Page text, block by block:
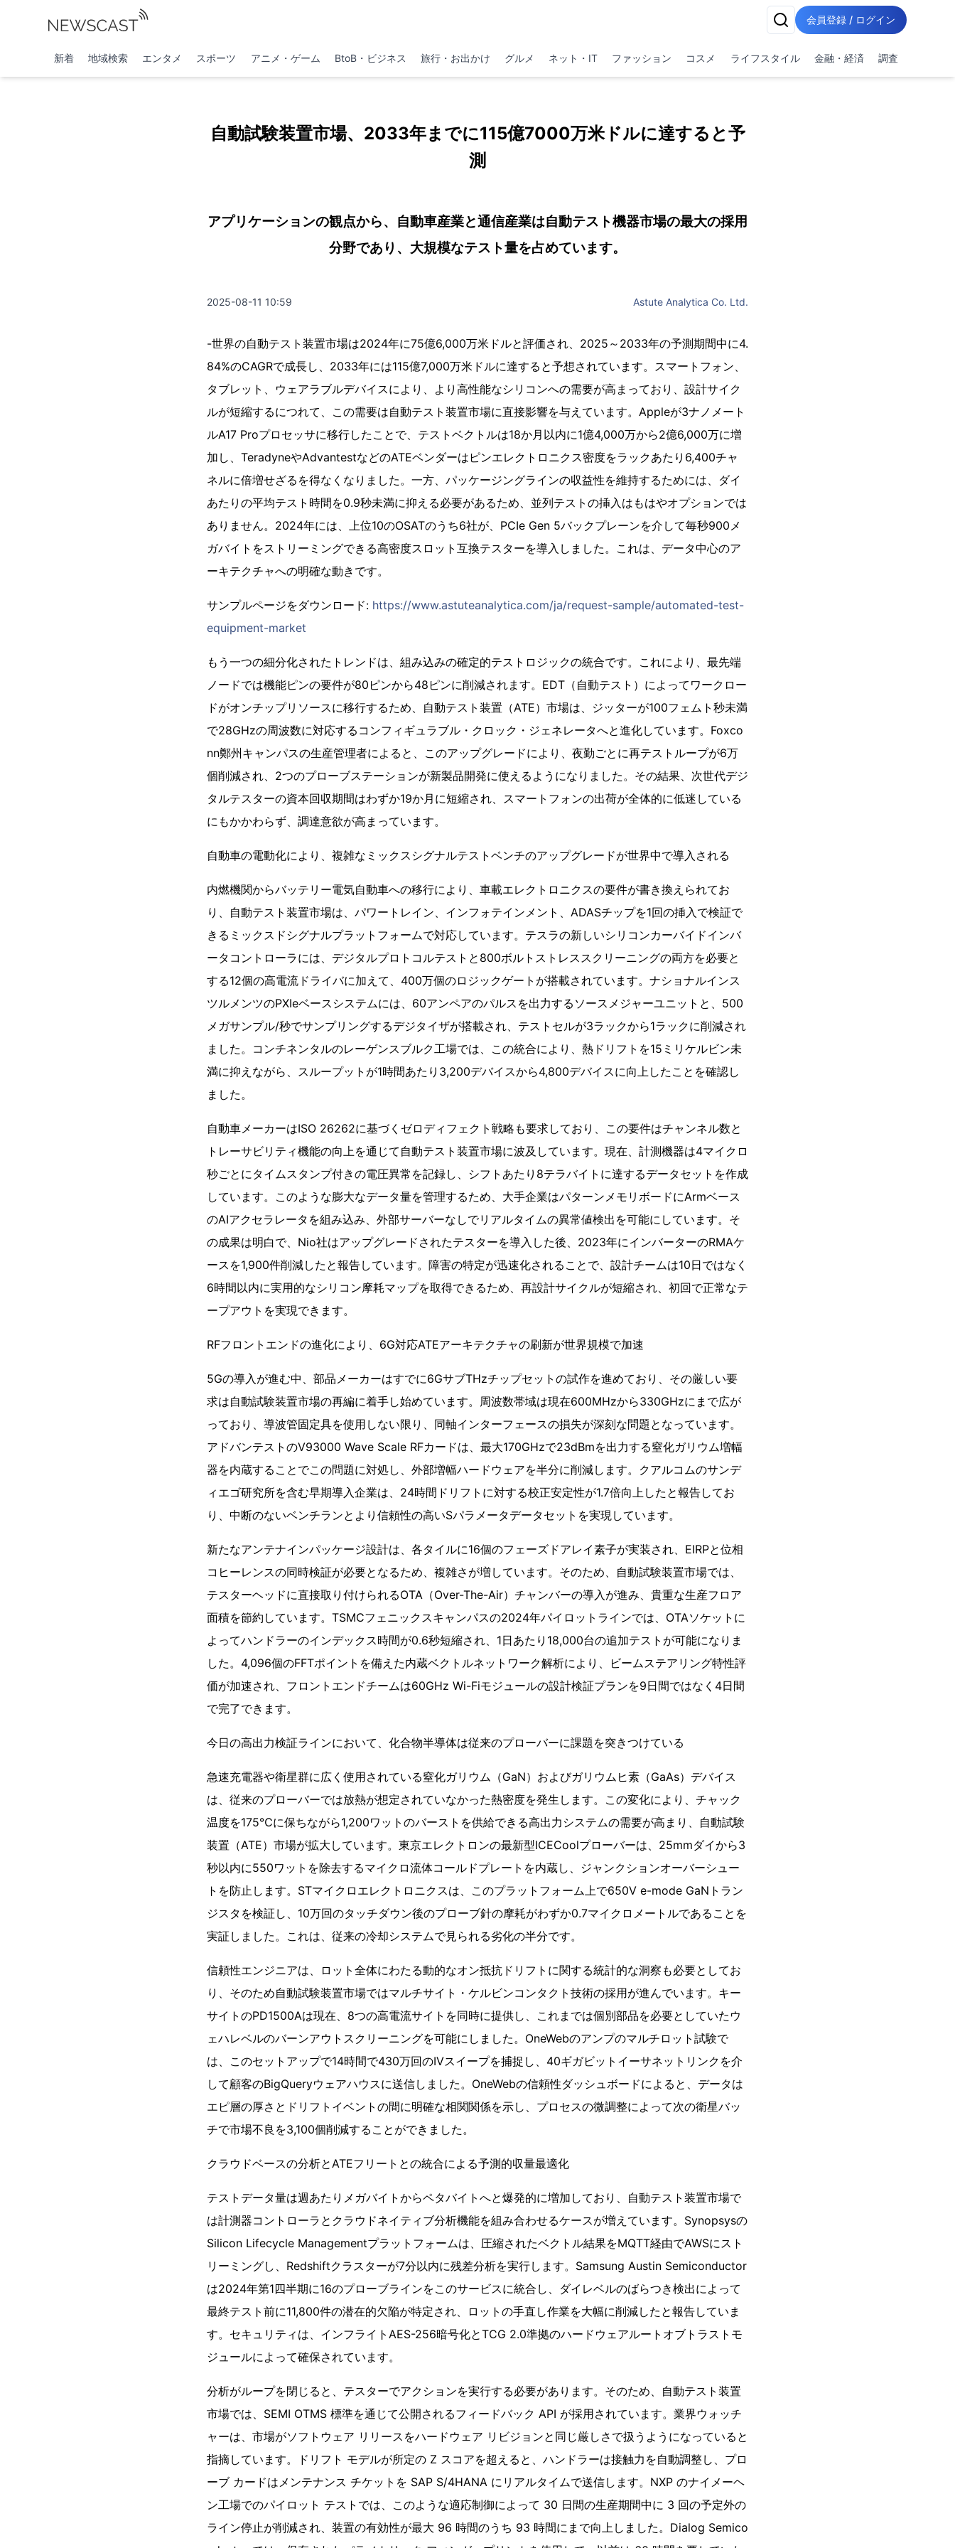
会員登録 / ログイン
新着 地域検索 エンタメ スポーツ アニメ・ゲーム BtoB・ビジネス 旅行・お出かけ グルメ ネット・IT ファッション コスメ ライフスタイル 金融・経済 調査
自動試験装置市場、2033年までに115億7000万米ドルに達すると予
測
アプリケーションの観点から、自動車産業と通信産業は自動テスト機器市場の最大の採用
分野であり、大規模なテスト量を占めています。
2025-08-11 10:59 Astute Analytica Co. Ltd.
-世界の自動テスト装置市場は2024年に75億6,000万米ドルと評価され、2025～2033年の予測期間中に4.
84%のCAGRで成長し、2033年には115億7,000万米ドルに達すると予想されています。スマートフォン、
タブレット、ウェアラブルデバイスにより、より高性能なシリコンへの需要が高まっており、設計サイク
ルが短縮するにつれて、この需要は自動テスト装置市場に直接影響を与えています。Appleが3ナノメート
ルA17 Proプロセッサに移行したことで、テストベクトルは18か月以内に1億4,000万から2億6,000万に増
加し、TeradyneやAdvantestなどのATEベンダーはピンエレクトロニクス密度をラックあたり6,400チャ
ネルに倍増せざるを得なくなりました。一方、パッケージングラインの収益性を維持するためには、ダイ
あたりの平均テスト時間を0.9秒未満に抑える必要があるため、並列テストの挿入はもはやオプションでは
ありません。2024年には、上位10のOSATのうち6社が、PCIe Gen 5バックプレーンを介して毎秒900メ
ガバイトをストリーミングできる高密度スロット互換テスターを導入しました。これは、データ中心のア
ーキテクチャへの明確な動きです。
サンプルページをダウンロード: https://www.astuteanalytica.com/ja/request-sample/automated-test-
equipment-market
もう一つの細分化されたトレンドは、組み込みの確定的テストロジックの統合です。これにより、最先端
ノードでは機能ピンの要件が80ピンから48ピンに削減されます。EDT（自動テスト）によってワークロー
ドがオンチップリソースに移行するため、自動テスト装置（ATE）市場は、ジッターが100フェムト秒未満
で28GHzの周波数に対応するコンフィギュラブル・クロック・ジェネレータへと進化しています。Foxco
nn鄭州キャンパスの生産管理者によると、このアップグレードにより、夜勤ごとに再テストループが6万
個削減され、2つのプローブステーションが新製品開発に使えるようになりました。その結果、次世代デジ
タルテスターの資本回収期間はわずか19か月に短縮され、スマートフォンの出荷が全体的に低迷している
にもかかわらず、調達意欲が高まっています。
自動車の電動化により、複雑なミックスシグナルテストベンチのアップグレードが世界中で導入される
内燃機関からバッテリー電気自動車への移行により、車載エレクトロニクスの要件が書き換えられてお
り、自動テスト装置市場は、パワートレイン、インフォテインメント、ADASチップを1回の挿入で検証で
きるミックスドシグナルプラットフォームで対応しています。テスラの新しいシリコンカーバイドインバ
ータコントローラには、デジタルプロトコルテストと800ボルトストレススクリーニングの両方を必要と
する12個の高電流ドライバに加えて、400万個のロジックゲートが搭載されています。ナショナルインス
ツルメンツのPXIeベースシステムには、60アンペアのパルスを出力するソースメジャーユニットと、500
メガサンプル/秒でサンプリングするデジタイザが搭載され、テストセルが3ラックから1ラックに削減され
ました。コンチネンタルのレーゲンスブルク工場では、この統合により、熱ドリフトを15ミリケルビン未
満に抑えながら、スループットが1時間あたり3,200デバイスから4,800デバイスに向上したことを確認し
ました。
自動車メーカーはISO 26262に基づくゼロディフェクト戦略も要求しており、この要件はチャンネル数と
トレーサビリティ機能の向上を通じて自動テスト装置市場に波及しています。現在、計測機器は4マイクロ
秒ごとにタイムスタンプ付きの電圧異常を記録し、シフトあたり8テラバイトに達するデータセットを作成
しています。このような膨大なデータ量を管理するため、大手企業はパターンメモリボードにArmベース
のAIアクセラレータを組み込み、外部サーバーなしでリアルタイムの異常値検出を可能にしています。そ
の成果は明白で、Nio社はアップグレードされたテスターを導入した後、2023年にインバーターのRMAケ
ースを1,900件削減したと報告しています。障害の特定が迅速化されることで、設計チームは10日ではなく
6時間以内に実用的なシリコン摩耗マップを取得できるため、再設計サイクルが短縮され、初回で正常なテ
ープアウトを実現できます。
RFフロントエンドの進化により、6G対応ATEアーキテクチャの刷新が世界規模で加速
5Gの導入が進む中、部品メーカーはすでに6GサブTHzチップセットの試作を進めており、その厳しい要
求は自動試験装置市場の再編に着手し始めています。周波数帯域は現在600MHzから330GHzにまで広が
っており、導波管固定具を使用しない限り、同軸インターフェースの損失が深刻な問題となっています。
アドバンテストのV93000 Wave Scale RFカードは、最大170GHzで23dBmを出力する窒化ガリウム増幅
器を内蔵することでこの問題に対処し、外部増幅ハードウェアを半分に削減します。クアルコムのサンデ
ィエゴ研究所を含む早期導入企業は、24時間ドリフトに対する校正安定性が1.7倍向上したと報告してお
り、中断のないベンチランとより信頼性の高いSパラメータデータセットを実現しています。
新たなアンテナインパッケージ設計は、各タイルに16個のフェーズドアレイ素子が実装され、EIRPと位相
コヒーレンスの同時検証が必要となるため、複雑さが増しています。そのため、自動試験装置市場では、
テスターヘッドに直接取り付けられるOTA（Over-The-Air）チャンバーの導入が進み、貴重な生産フロア
面積を節約しています。TSMCフェニックスキャンパスの2024年パイロットラインでは、OTAソケットに
よってハンドラーのインデックス時間が0.6秒短縮され、1日あたり18,000台の追加テストが可能になりま
した。4,096個のFFTポイントを備えた内蔵ベクトルネットワーク解析により、ビームステアリング特性評
価が加速され、フロントエンドチームは60GHz Wi-Fiモジュールの設計検証プランを9日間ではなく4日間
で完了できます。
今日の高出力検証ラインにおいて、化合物半導体は従来のプローバーに課題を突きつけている
急速充電器や衛星群に広く使用されている窒化ガリウム（GaN）およびガリウムヒ素（GaAs）デバイス
は、従来のプローバーでは放熱が想定されていなかった熱密度を発生します。この変化により、チャック
温度を175℃に保ちながら1,200ワットのバーストを供給できる高出力システムの需要が高まり、自動試験
装置（ATE）市場が拡大しています。東京エレクトロンの最新型ICECoolプローバーは、25mmダイから3
秒以内に550ワットを除去するマイクロ流体コールドプレートを内蔵し、ジャンクションオーバーシュー
トを防止します。STマイクロエレクトロニクスは、このプラットフォーム上で650V e-mode GaNトラン
ジスタを検証し、10万回のタッチダウン後のプローブ針の摩耗がわずか0.7マイクロメートルであることを
実証しました。これは、従来の冷却システムで見られる劣化の半分です。
信頼性エンジニアは、ロット全体にわたる動的なオン抵抗ドリフトに関する統計的な洞察も必要としてお
り、そのため自動試験装置市場ではマルチサイト・ケルビンコンタクト技術の採用が進んでいます。キー
サイトのPD1500Aは現在、8つの高電流サイトを同時に提供し、これまでは個別部品を必要としていたウ
ェハレベルのバーンアウトスクリーニングを可能にしました。OneWebのアンプのマルチロット試験で
は、このセットアップで14時間で430万回のIVスイープを捕捉し、40ギガビットイーサネットリンクを介
して顧客のBigQueryウェアハウスに送信しました。OneWebの信頼性ダッシュボードによると、データは
エピ層の厚さとドリフトイベントの間に明確な相関関係を示し、プロセスの微調整によって次の衛星バッ
チで市場不良を3,100個削減することができました。
クラウドベースの分析とATEフリートとの統合による予測的収量最適化
テストデータ量は週あたりメガバイトからペタバイトへと爆発的に増加しており、自動テスト装置市場で
は計測器コントローラとクラウドネイティブ分析機能を組み合わせるケースが増えています。Synopsysの
Silicon Lifecycle Managementプラットフォームは、圧縮されたベクトル結果をMQTT経由でAWSにスト
リーミングし、Redshiftクラスターが7分以内に残差分析を実行します。Samsung Austin Semiconductor
は2024年第1四半期に16のプローブラインをこのサービスに統合し、ダイレベルのばらつき検出によって
最終テスト前に11,800件の潜在的欠陥が特定され、ロットの手直し作業を大幅に削減したと報告していま
す。セキュリティは、インフライトAES-256暗号化とTCG 2.0準拠のハードウェアルートオブトラストモ
ジュールによって確保されています。
分析がループを閉じると、テスターでアクションを実行する必要があります。そのため、自動テスト装置
市場では、SEMI OTMS 標準を通じて公開されるフィードバック API が採用されています。業界ウォッチ
ャーは、市場がソフトウェア リリースをハードウェア リビジョンと同じ厳しさで扱うようになっていると
指摘しています。ドリフト モデルが所定の Z スコアを超えると、ハンドラーは接触力を自動調整し、プロ
ーブ カードはメンテナンス チケットを SAP S/4HANA にリアルタイムで送信します。NXP のナイメーヘ
ン工場でのパイロット テストでは、このような適応制御によって 30 日間の生産期間中に 3 回の予定外の
ライン停止が削減され、装置の有効性が最大 96 時間のうち 93 時間にまで向上しました。Dialog Semico